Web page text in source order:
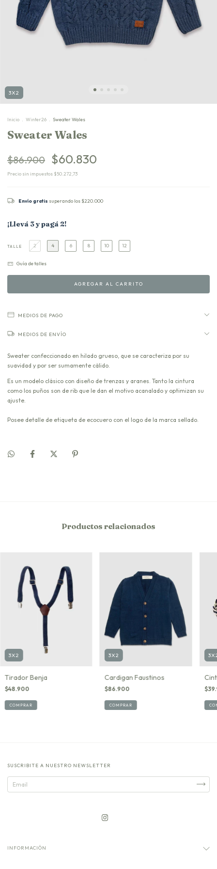
3X2
Inicio . Winter26 . Sweater Wales
Sweater Wales
$86.900 $60.830
Precio sin impuestos $50.272,73
Envío gratis superando los $220.000
¡Llevá 3 y pagá 2!
TALLE 2 4 6 8 10 12
Guía de talles
MEDIOS DE PAGO
MEDIOS DE ENVÍO
Sweater confeccionado en hilado grueso, que se caracteriza por su
suavidad y por ser sumamente cálido.
Es un modelo clásico con diseño de trenzas y aranes. Tanto la cintura
como los puños son de rib que le dan el motivo acanalado y optimizan su
ajuste.
Posee detalle de etiqueta de ecocuero con el logo de la marca sellado.
Productos relacionados
3X2
Tirador Benja
$48.900
COMPRAR
3X2
Cardigan Faustinos
$86.900
COMPRAR
SUSCRIBITE A NUESTRO NEWSLETTER
INFORMACIÓN